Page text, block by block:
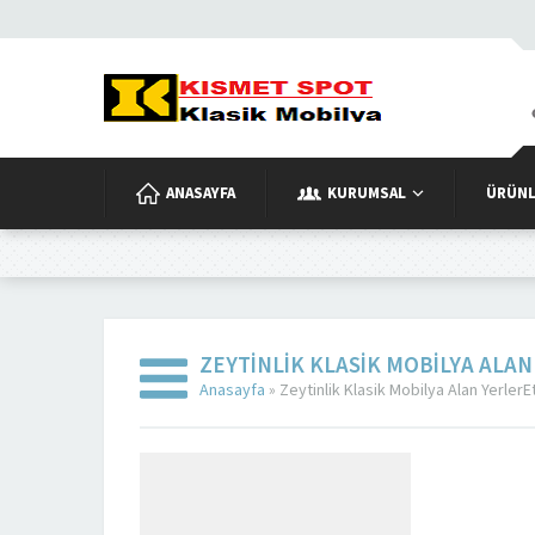
ANASAYFA KURUMSAL
ZEYTINLIK KLASIK MOBILYA
Anasayfa » Zeytinlik Klasik Mobilya Alan